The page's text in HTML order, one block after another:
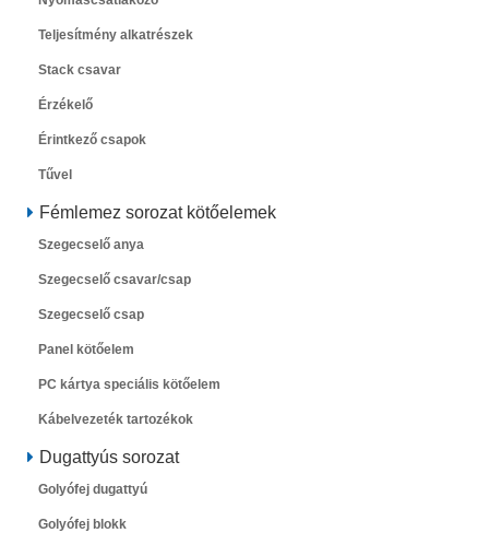
Teljesítmény alkatrészek
Stack csavar
Érzékelő
Érintkező csapok
Tűvel
Fémlemez sorozat kötőelemek
Szegecselő anya
Szegecselő csavar/csap
Szegecselő csap
Panel kötőelem
PC kártya speciális kötőelem
Kábelvezeték tartozékok
Dugattyús sorozat
Golyófej dugattyú
Golyófej blokk